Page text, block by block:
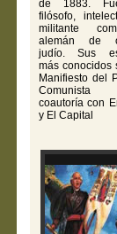
de 1883.
filósofo,
militante
alemán de
judío. Sus
más conocidos
Manifiesto del
coautoría con
y El Capital